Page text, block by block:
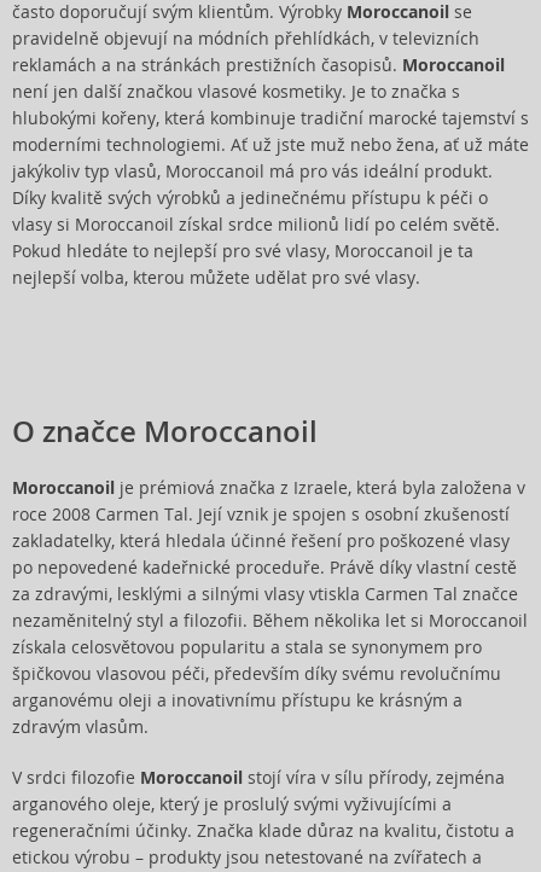
často doporučují svým klientům. Výrobky Moroccanoil se
pravidelně objevují na módních přehlídkách, v televizních
reklamách a na stránkách prestižních časopisů. Moroccanoil
není jen další značkou vlasové kosmetiky. Je to značka s
hlubokými kořeny, která kombinuje tradiční marocké tajemství s
moderními technologiemi. Ať už jste muž nebo žena, ať už máte
jakýkoliv typ vlasů, Moroccanoil má pro vás ideální produkt.
Díky kvalitě svých výrobků a jedinečnému přístupu k péči o
vlasy si Moroccanoil získal srdce milionů lidí po celém světě.
Pokud hledáte to nejlepší pro své vlasy, Moroccanoil je ta
nejlepší volba, kterou můžete udělat pro své vlasy.
O značce Moroccanoil
Moroccanoil je prémiová značka z Izraele, která byla založena v
roce 2008 Carmen Tal. Její vznik je spojen s osobní zkušeností
zakladatelky, která hledala účinné řešení pro poškozené vlasy
po nepovedené kadeřnické proceduře. Právě díky vlastní cestě
za zdravými, lesklými a silnými vlasy vtiskla Carmen Tal značce
nezaměnitelný styl a filozofii. Během několika let si Moroccanoil
získala celosvětovou popularitu a stala se synonymem pro
špičkovou vlasovou péči, především díky svému revolučnímu
arganovému oleji a inovativnímu přístupu ke krásným a
zdravým vlasům.
V srdci filozofie Moroccanoil stojí víra v sílu přírody, zejména
arganového oleje, který je proslulý svými vyživujícími a
regeneračními účinky. Značka klade důraz na kvalitu, čistotu a
etickou výrobu – produkty jsou netestované na zvířatech a